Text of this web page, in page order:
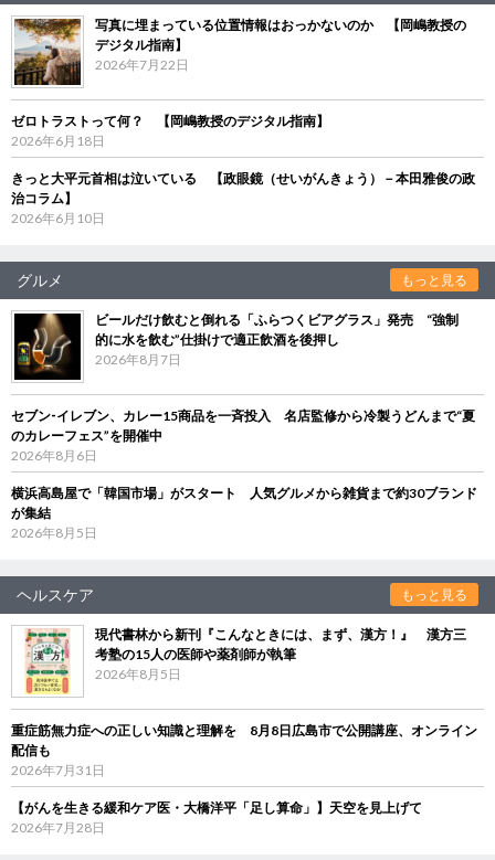
写真に埋まっている位置情報はおっかないのか 【岡嶋教授の
デジタル指南】
2026年7月22日
ゼロトラストって何？ 【岡嶋教授のデジタル指南】
2026年6月18日
きっと大平元首相は泣いている 【政眼鏡（せいがんきょう）－本田雅俊の政
治コラム】
2026年6月10日
グルメ もっと見る
ビールだけ飲むと倒れる「ふらつくビアグラス」発売 “強制
的に水を飲む”仕掛けで適正飲酒を後押し
2026年8月7日
セブン‐イレブン、カレー15商品を一斉投入 名店監修から冷製うどんまで“夏
のカレーフェス”を開催中
2026年8月6日
横浜高島屋で「韓国市場」がスタート 人気グルメから雑貨まで約30ブランド
が集結
2026年8月5日
ヘルスケア もっと見る
現代書林から新刊『こんなときには、まず、漢方！』 漢方三
考塾の15人の医師や薬剤師が執筆
2026年8月5日
重症筋無力症への正しい知識と理解を 8月8日広島市で公開講座、オンライン
配信も
2026年7月31日
【がんを生きる緩和ケア医・大橋洋平「足し算命」】天空を見上げて
2026年7月28日